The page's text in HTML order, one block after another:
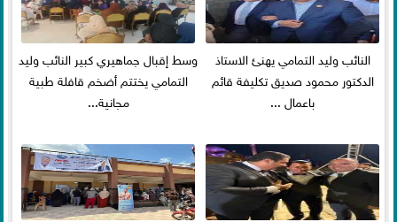
النائب وليد التمامي يهنئ الاستاذ
الدكتور محمود صديق تكليفة قائم
باعمال ...
وسط إقبال جماهيري كبير النائب وليد
التمامي يختتم أضخم قافلة طبية
مجانية...